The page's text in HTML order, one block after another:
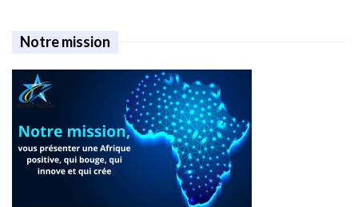
Notre mission